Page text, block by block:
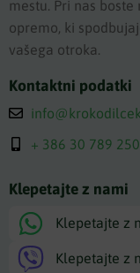
mestu. Pri nas
opremo, ki
vašega otroka.
Kontaktni podatki
+ 386 30 789 250
Klepetajte z nami
Klepetajte z
Klepetajte z